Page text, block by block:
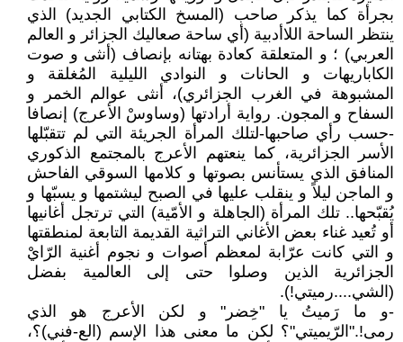
بجرأة كما يذكر صاحب (المسخ الكتابي الجديد) الذي
ينتظر الساحة اللاأدبية (أي ساحة صعاليك الجزائر و العالم
العربي) ؛ و المتعلقة كعادة بهتانه بإنصاف (أنثى و صوت
الكاباريهات و الحانات و النوادي الليلية المُغلقة و
المشبوهة في الغرب الجزائري)، أنثى عوالم الخمر و
السفاح و المجون. رواية أرادتها (وساوسْ الأعرج) إنصافا
-حسب رأي صاحبها-لتلك المرأة الجريئة التي لم تتقبّلها
الأسر الجزائرية، كما ينعتهم الأعرج بالمجتمع الذكوري
المنافق الذي يستأنس بصوتها و كلامها السوقي الفاحش
و الماجن ليلاً و ينقلب عليها في الصبح ليشتمها و يسبّها و
يُقبّحها.. تلك المرأة (الجاهلة و الأمّية) التي ترتجل أغانيها
أو تُعيد غناء بعض الأغاني التراثية القديمة التابعة لمنطقتها
و التي كانت عرّابة لمعظم أصوات و نجوم أغنية الرّايْ
الجزائرية الذين وصلوا حتى إلى العالمية بفضل
(الشي....رميتي!).
-و ما رَميتُ يا "خِضر" و لكن الأعرج هو الذي
رمى!."الرّيميتي"؟ لكن ما معنى هذا الإسم (الع-فني)؟،